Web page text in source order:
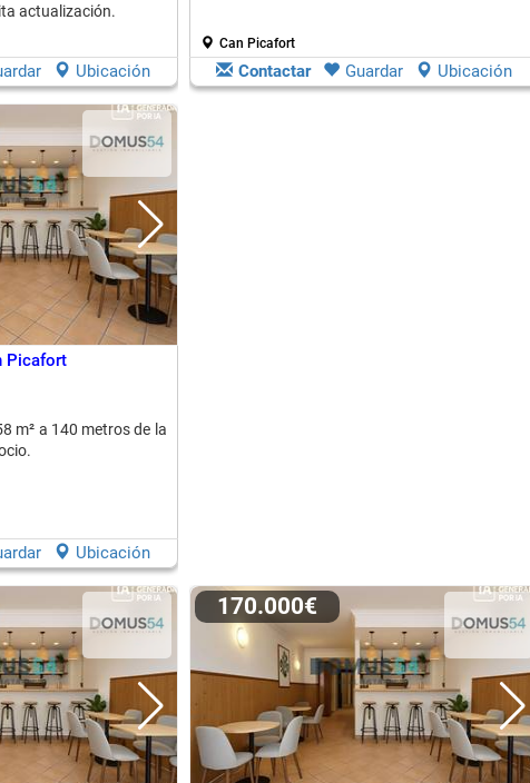
actualización.
Ubicación
Can Picafort
Contactar Guardar Ubicación
Picafort
m² a 140 metros de la
Ubicación
170.000€